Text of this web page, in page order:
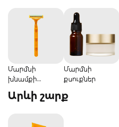
Մարմնի
խնամքի
պարագաներ
Մարմնի
քսուքներ
Արևի շարք